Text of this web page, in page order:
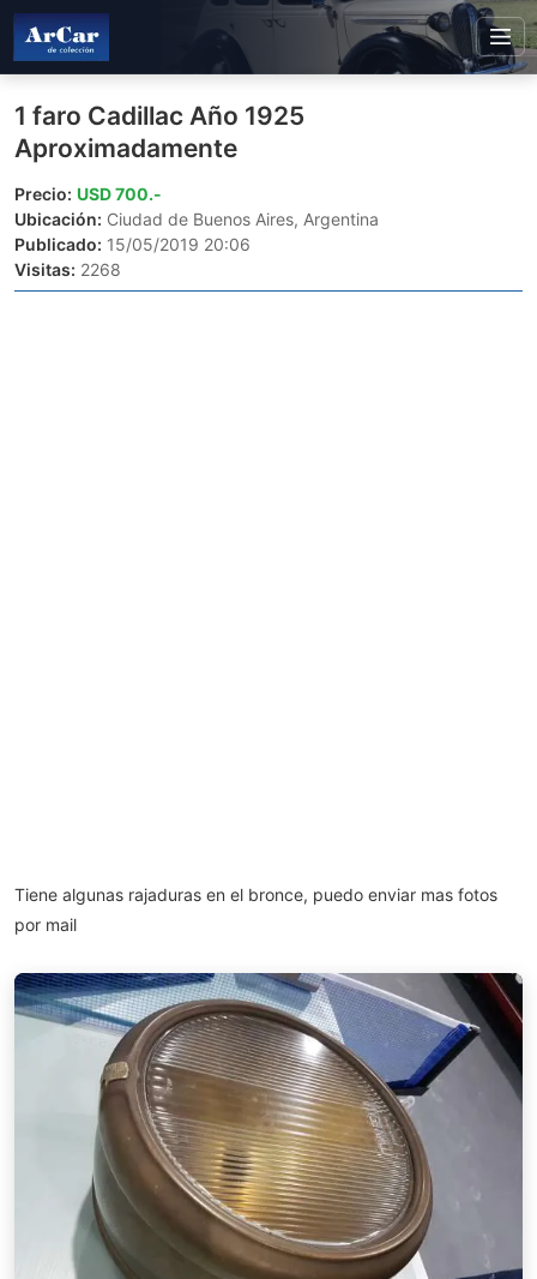
1 faro Cadillac Año 1925
Aproximadamente
Precio: USD 700.-
Ubicación: Ciudad de Buenos Aires, Argentina
Publicado: 15/05/2019 20:06
Visitas: 2268
Tiene algunas rajaduras en el bronce, puedo enviar mas fotos
por mail